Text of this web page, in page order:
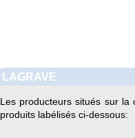
LAGRAVE
Les producteurs situés sur la
produits labélisés ci-dessous: